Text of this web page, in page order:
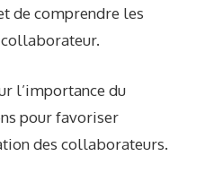
de comprendre les
l’importance du
pour favoriser
des collaborateurs.